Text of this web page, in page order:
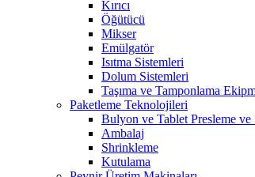
Kırıcı
Öğütücü
Mikser
Emülgatör
Isıtma Sistemleri
Dolum Sistemleri
Taşıma ve Tamponlama
Paketleme Teknolojileri
Bulyon ve Tablet Presleme ve
Ambalaj
Shrinkleme
Kutulama